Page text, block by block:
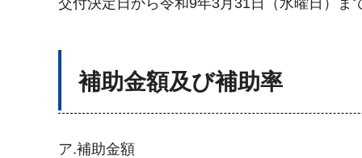
補助金額及び補助率
ア.補助金額